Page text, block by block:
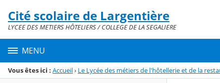
Menu de la rubrique
Contenu
Cité scolaire de Largentière
LYCEE DES METIERS HÔTELIERS / COLLEGE DE LA SEGALIERE
MENU
Vous êtes ici : Accueil› Le Lycée des métiers de l'hôtellerie et de la